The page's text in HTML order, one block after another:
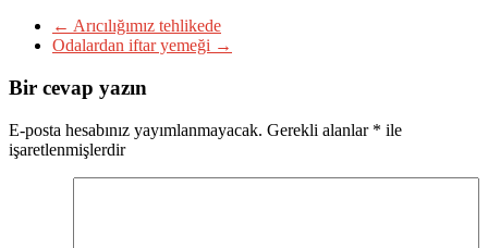
← Arıcılığımız tehlikede
Odalardan iftar yemeği →
Bir cevap yazın
E-posta hesabınız yayımlanmayacak. Gerekli alanlar * ile
işaretlenmişlerdir